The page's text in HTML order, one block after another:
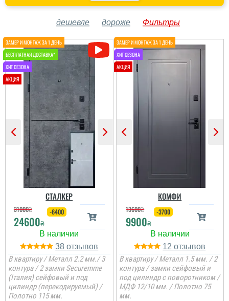
дешевле дороже Фильтры
СТАЛКЕР
31000₴
24600₴
-6400
38
В квартиру / Металл 2.2 мм./ 3
контура / 2 замки Securemme
(Італия) сейфовый и под
цилиндр (перекодируемый) /
Полотно 115 мм.
КОМФИ
13600₴
9900₴
-3700
12
В квартиру / Металл 1.5 мм. / 2
контура / замки сейфовый и
под цилиндр с поворотником /
МДФ 12/10 мм. / Полотно 75
мм.